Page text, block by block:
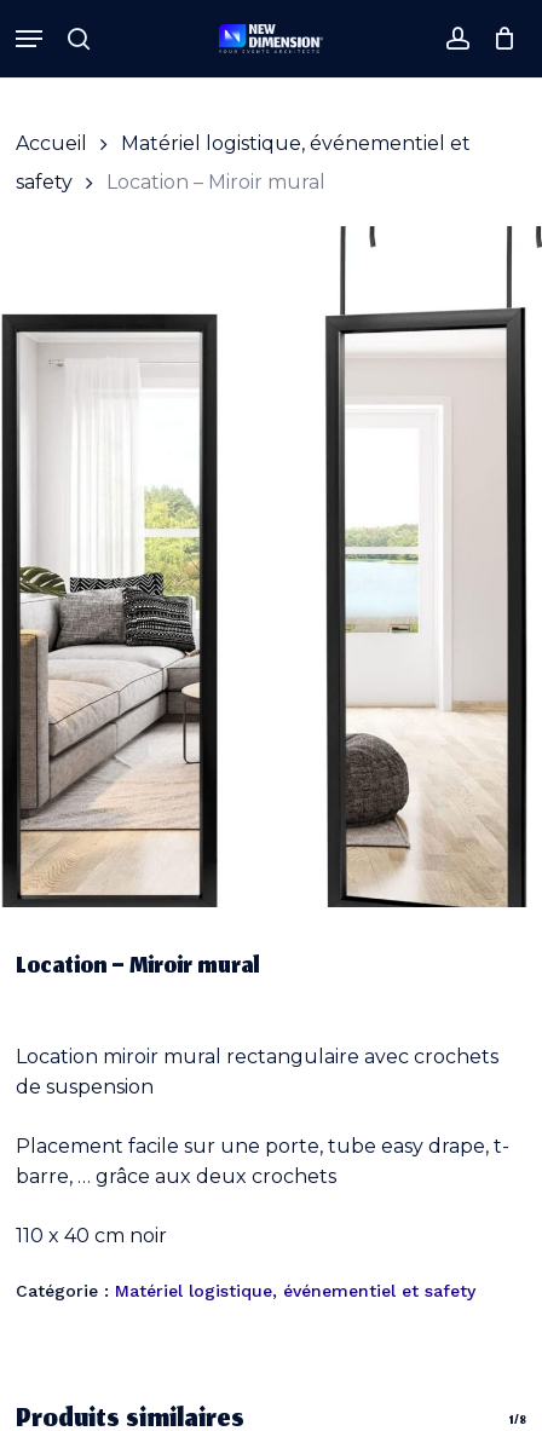
to
main
search
Menu
Cart Close
Cart
Accueil
Matériel logistique, événementiel et
safety
Location – Miroir mural
Location – Miroir mural
Location miroir mural rectangulaire avec crochets
de suspension
Placement facile sur une porte, tube easy drape, t-
barre, … grâce aux deux crochets
110 x 40 cm noir
Catégorie : Matériel logistique, événementiel et safety
Produits similaires 1/8